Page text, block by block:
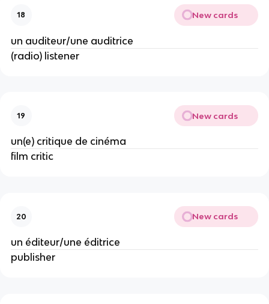
18 New cards
un auditeur/une auditrice
(radio) listener
19 New cards
un(e) critique de cinéma
film critic
20 New cards
un éditeur/une éditrice
publisher